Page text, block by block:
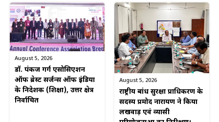
August 5, 2026
डॉ. पंकज गर्ग एसोसिएशन
ऑफ ब्रेस्ट सर्जन्स ऑफ इंडिया
के निदेशक (शिक्षा), उत्तर क्षेत्र
निर्वाचित
August 5, 2026
राष्ट्रीय बांध सुरक्षा प्राधिकरण के
सदस्य प्रमोद नारायण ने किया
लखवाड़ एवं व्यासी